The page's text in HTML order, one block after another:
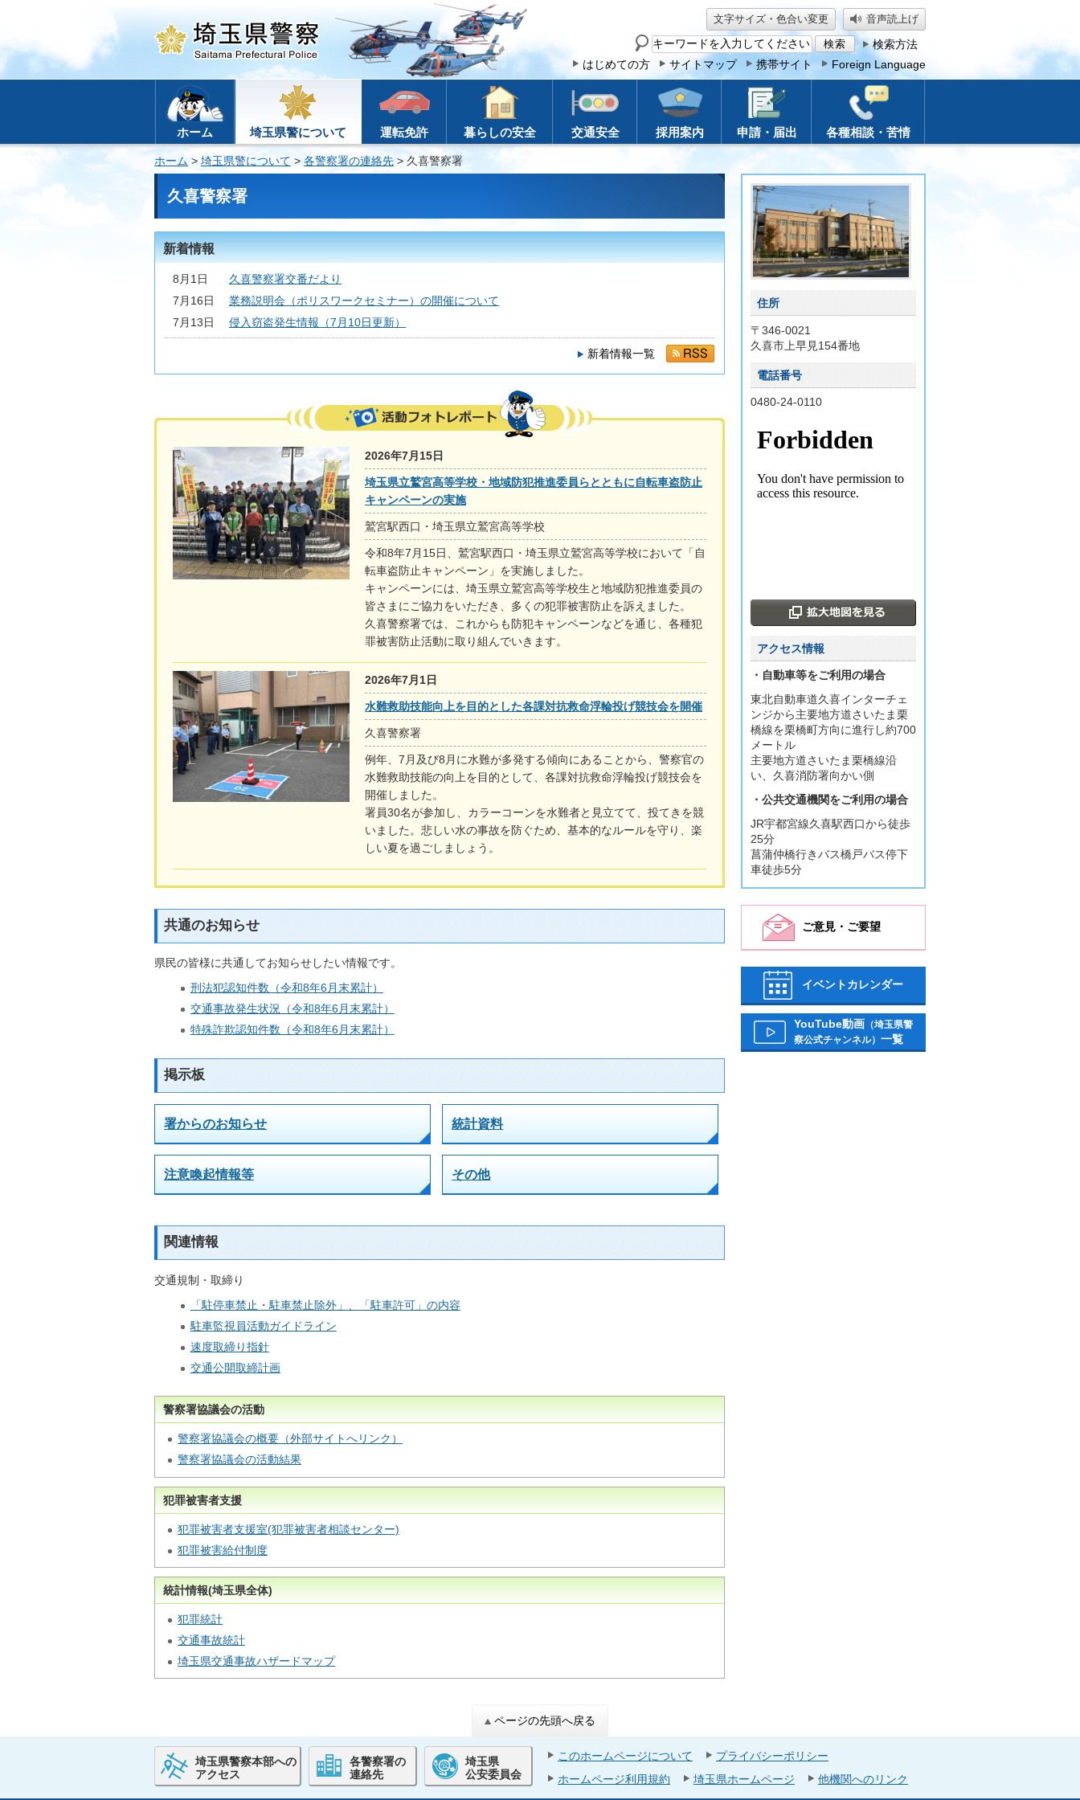
文字サイズ・色合い変更 音声読上げ
サ
イ
ト
検索方法
はじめての方
サイトマップ 携帯サイト Foreign Language
ホーム 埼玉県警について 運転免許 暮らしの安全 交通安全 採用案内 申請・届出 各種相談・苦情
ホーム > 埼玉県警について > 各警察署の連絡先 > 久喜警察署
久喜警察署
新着情報
8月1日
久喜警察署交番だより
7月16日
業務説明会（ポリスワークセミナー）の開催について
7月13日
侵入窃盗発生情報（7月10日更新）
新着情報一覧
2026年7月15日
埼玉県立鷲宮高等学校・地域防犯推進委員らとともに自転車盗防止
キャンペーンの実施
鷲宮駅西口・埼玉県立鷲宮高等学校
令和8年7月15日、鷲宮駅西口・埼玉県立鷲宮高等学校において「自
転車盗防止キャンペーン」を実施しました。
キャンペーンには、埼玉県立鷲宮高等学校生と地域防犯推進委員の
皆さまにご協力をいただき、多くの犯罪被害防止を訴えました。
久喜警察署では、これからも防犯キャンペーンなどを通じ、各種犯
罪被害防止活動に取り組んでいきます。
2026年7月1日
水難救助技能向上を目的とした各課対抗救命浮輪投げ競技会を開催
久喜警察署
例年、7月及び8月に水難が多発する傾向にあることから、警察官の
水難救助技能の向上を目的として、各課対抗救命浮輪投げ競技会を
開催しました。
署員30名が参加し、カラーコーンを水難者と見立てて、投てきを競
いました。悲しい水の事故を防ぐため、基本的なルールを守り、楽
しい夏を過ごしましょう。
共通のお知らせ
県民の皆様に共通してお知らせしたい情報です。
刑法犯認知件数（令和8年6月末累計）
交通事故発生状況（令和8年6月末累計）
特殊詐欺認知件数（令和8年6月末累計）
掲示板
署からのお知らせ 統計資料
注意喚起情報等 その他
関連情報
交通規制・取締り
「駐停車禁止・駐車禁止除外」、「駐車許可」の内容
駐車監視員活動ガイドライン
速度取締り指針
交通公開取締計画
警察署協議会の活動
警察署協議会の概要（外部サイトへリンク）
警察署協議会の活動結果
犯罪被害者支援
犯罪被害者支援室(犯罪被害者相談センター)
犯罪被害給付制度
統計情報(埼玉県全体)
犯罪統計
交通事故統計
埼玉県交通事故ハザードマップ
住所
〒346-0021
久喜市上早見154番地
電話番号
0480-24-0110
アクセス情報
・自動車等をご利用の場合
東北自動車道久喜インターチェ
ンジから主要地方道さいたま栗
橋線を栗橋町方向に進行し約700
メートル
主要地方道さいたま栗橋線沿
い、久喜消防署向かい側
・公共交通機関をご利用の場合
JR宇都宮線久喜駅西口から徒歩
25分
菖蒲仲橋行きバス橋戸バス停下
車徒歩5分
ご意見・ご要望
イベントカレンダー
YouTube動画 （埼玉県警
察公式チャンネル） 一覧
ページの先頭へ戻る
埼玉県警察本部への
アクセス
各警察署の
連絡先
埼玉県
公安委員会
このホームページについて
プライバシーポリシー
ホームページ利用規約
埼玉県ホームページ 他機関へのリンク